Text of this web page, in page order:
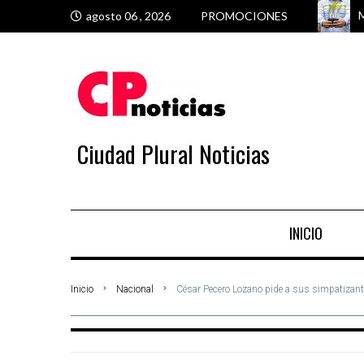
agosto 06 , 2026 PROMOCIONES
Ciudad Plural Noticias
INICIO
Inicio Nacional César Pecero Lozano pide a sus